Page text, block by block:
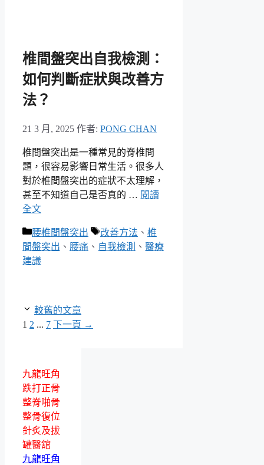
椎間盤突出自我檢測：
如何判斷症狀與改善方
法？
21 3 月, 2025 作者: PONG CHAN
椎間盤突出是一種常見的脊椎問
題，很容易影響日常生活。很多人
對於椎間盤突出的症狀不太理解，
甚至不知道自己是否真的 … 閱讀
全文
分
類
腰椎間盤突出
標
籤
改善方法 、 椎
間盤突出 、 腰痛 、 自我檢測 、 醫療
建議
較舊的文章
頁
1 頁
2 ... 頁
7 下一頁 →
九龍旺角
跌打正骨
整脊啪骨
整骨復位
針炙及拔
罐醫舘
九龍旺角